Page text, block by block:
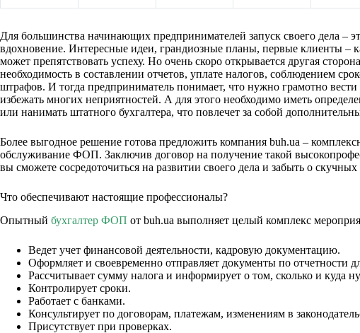
Для большинства начинающих предпринимателей запуск своего дела –
вдохновение. Интересные идеи, грандиозные планы, первые клиенты –
может препятствовать успеху. Но очень скоро открывается другая
необходимость в составлении отчетов, уплате налогов, соблюдением
штрафов. И тогда предприниматель понимает, что нужно грамотно
избежать многих неприятностей. А для этого необходимо иметь
или нанимать штатного бухгалтера, что повлечет за собой
Более выгодное решение готова предложить компания buh.ua –
обслуживание ФОП. Заключив договор на получение такой
вы сможете сосредоточиться на развитии своего дела и забыть о скучных
Что обеспечивают настоящие профессионалы?
Опытный бухгалтер ФОП от buh.ua выполняет целый комплекс
Ведет учет финансовой деятельности, кадровую документацию.
Оформляет и своевременно отправляет документы по отчетности
Рассчитывает сумму налога и информирует о том, сколько и куда
Контролирует сроки.
Работает с банками.
Консультирует по договорам, платежам, изменениям в
Присутствует при проверках.